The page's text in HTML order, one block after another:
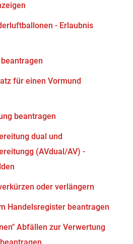
- Erlaubnis
für einen Vormund
beantragen
dual und
(AVdual/AV) -
oder verlängern
Handelsregister beantragen
Abfällen zur Verwertung